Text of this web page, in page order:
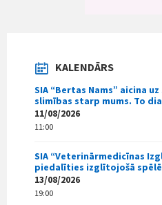
KALENDĀRS
SIA “Bertas Nams” aicina
slimības starp mums. To
11/08/2026
11:00
SIA “Veterinārmedicīnas
piedalīties izglītojošā spēlē
13/08/2026
19:00